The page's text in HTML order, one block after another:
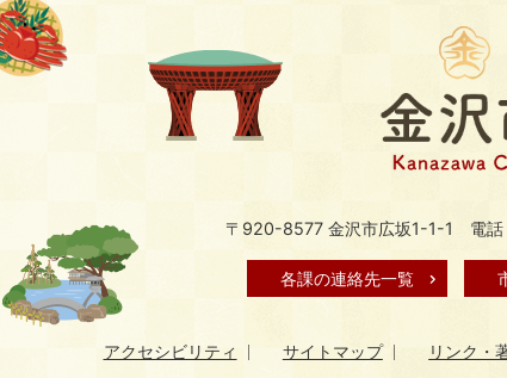
〒920-8577 金沢市広坂1-1-1 電話
各課の連絡先一覧
アクセシビリティ サイトマップ リンク・